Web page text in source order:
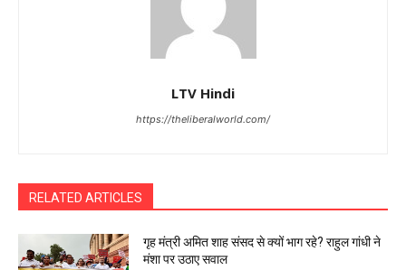
LTV Hindi
https://theliberalworld.com/
RELATED ARTICLES
गृह मंत्री अमित शाह संसद से क्यों भाग रहे? राहुल गांधी ने
मंशा पर उठाए सवाल